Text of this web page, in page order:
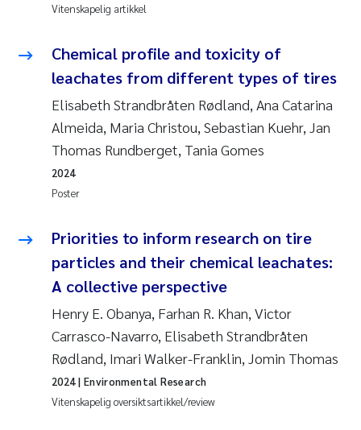
Vitenskapelig artikkel
Chemical profile and toxicity of
leachates from different types of tires
Elisabeth Strandbråten Rødland, Ana Catarina
Almeida, Maria Christou, Sebastian Kuehr, Jan
Thomas Rundberget, Tania Gomes
Poster
2024
Priorities to inform research on tire
particles and their chemical leachates:
A collective perspective
Henry E. Obanya, Farhan R. Khan, Victor
Carrasco-Navarro, Elisabeth Strandbråten
Rødland, Imari Walker-Franklin, Jomin Thomas
Vitenskapelig oversiktsartikkel/review
2024| Environmental Research